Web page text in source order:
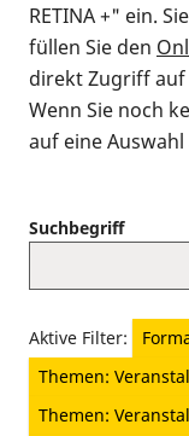
RETINA +" ein.
füllen Sie den
direkt Zugriff auf
Wenn Sie noch
auf eine
Suchbegriff
Aktive Filter:
Themen:
Themen: